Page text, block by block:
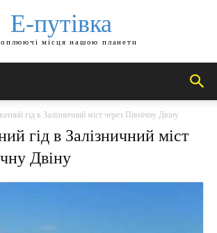
Е-путівка
місця нашою планети
гід в Залізничний міст через Північну Двіну
гід в Залізничний міст
Двіну